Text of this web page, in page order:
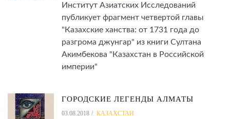
Институт Азиатских Исследований
публикует фрагмент четвертой главы
"Казахские ханства: от 1731 года до
разгрома джунгар" из книги Султана
Акимбекова "Казахстан в Российской
империи"
ГОРОДСКИЕ ЛЕГЕНДЫ АЛМАТЫ
03.08.2018 КАЗАХСТАН